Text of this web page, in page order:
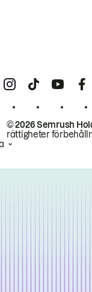
© 2026 Semrush
rättigheter